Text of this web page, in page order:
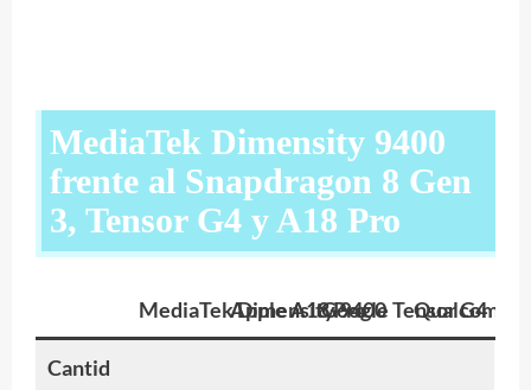
MediaTek Dimensity 9400
frente al Snapdragon 8 Gen
3, Tensor G4 y A18 Pro
MediaTek Dimensity 9400
Apple A18 ProGoogle Tensor G4
Qualcomm
Cantid